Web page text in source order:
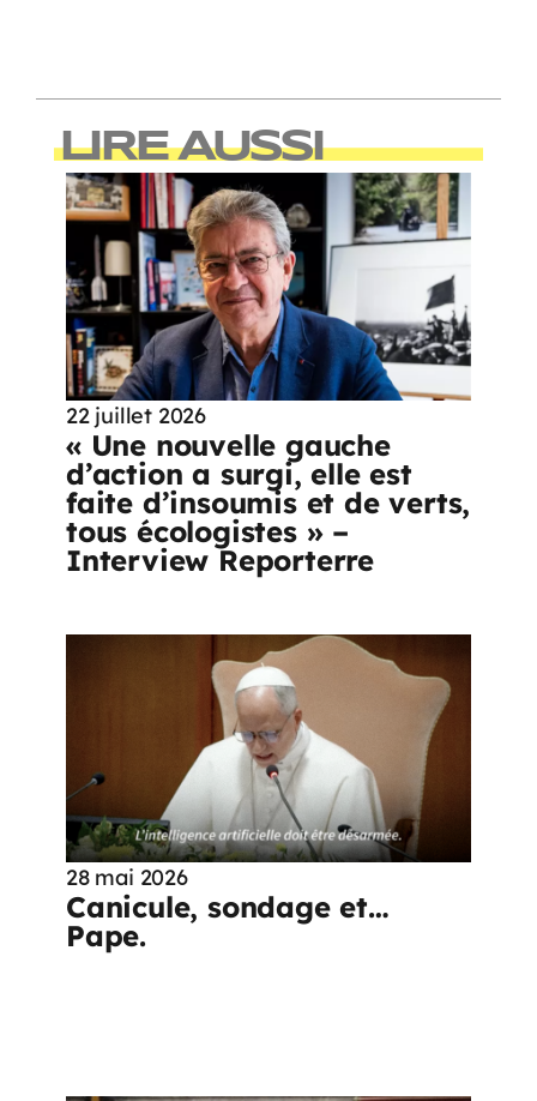
LIRE AUSSI
22 juillet 2026
« Une nouvelle gauche
d’action a surgi, elle est
faite d’insoumis et de verts,
tous écologistes » –
Interview Reporterre
28 mai 2026
Canicule, sondage et…
Pape.